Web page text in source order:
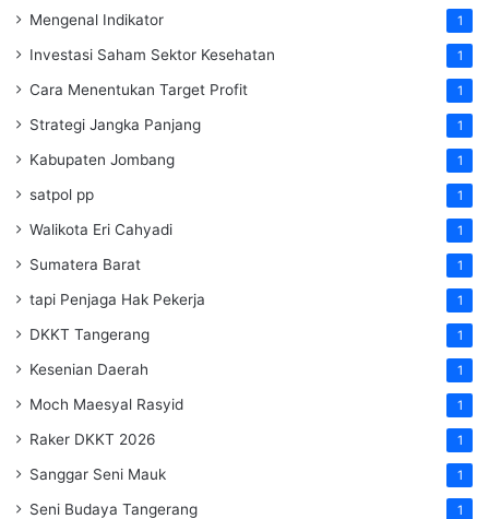
Mengenal Indikator 1
Investasi Saham Sektor Kesehatan 1
Cara Menentukan Target Profit 1
Strategi Jangka Panjang 1
Kabupaten Jombang 1
satpol pp 1
Walikota Eri Cahyadi 1
Sumatera Barat 1
tapi Penjaga Hak Pekerja 1
DKKT Tangerang 1
Kesenian Daerah 1
Moch Maesyal Rasyid 1
Raker DKKT 2026 1
Sanggar Seni Mauk 1
Seni Budaya Tangerang 1